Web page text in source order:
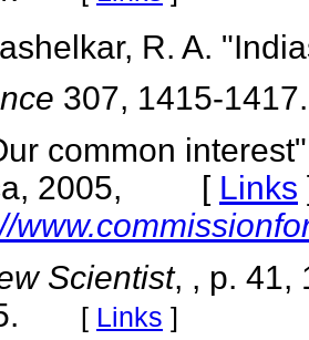
R. A.
307, 1415-
common
2005, [ Links
Scientist, , p. 41,
[ Links ]